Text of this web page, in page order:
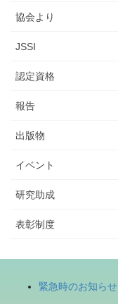
協会より
JSSI
認定資格
報告
出版物
イベント
研究助成
表彰制度
緊急時のお知らせ